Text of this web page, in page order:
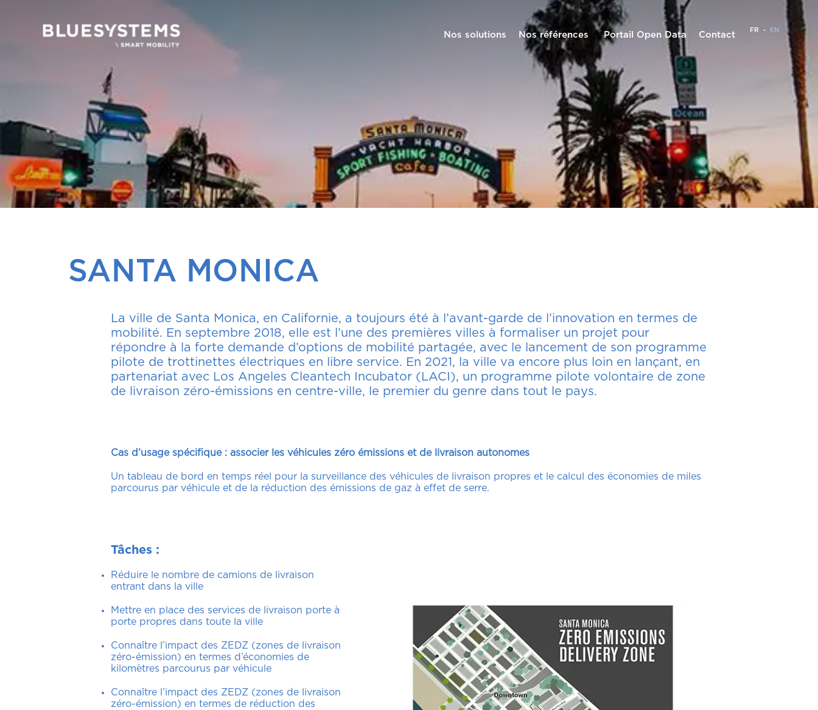
Nos solutions Nos références Portail Open Data Contact FR - EN
SANTA MONICA
La ville de Santa Monica, en Californie, a toujours été à l’avant-garde de l’innovation en termes de
mobilité. En septembre 2018, elle est l’une des premières villes à formaliser un projet pour
répondre à la forte demande d’options de mobilité partagée, avec le lancement de son programme
pilote de trottinettes électriques en libre service. En 2021, la ville va encore plus loin en lançant, en
partenariat avec Los Angeles Cleantech Incubator (LACI), un programme pilote volontaire de zone
de livraison zéro-émissions en centre-ville, le premier du genre dans tout le pays.
Cas d’usage spécifique : associer les véhicules zéro émissions et de livraison autonomes
Un tableau de bord en temps réel pour la surveillance des véhicules de livraison propres et le calcul des économies de miles
parcourus par véhicule et de la réduction des émissions de gaz à effet de serre.
Tâches :
Réduire le nombre de camions de livraison
entrant dans la ville
Mettre en place des services de livraison porte à
porte propres dans toute la ville
Connaître l’impact des ZEDZ (zones de livraison
zéro-émission) en termes d’économies de
kilomètres parcourus par véhicule
Connaître l’impact des ZEDZ (zones de livraison
zéro-émission) en termes de réduction des